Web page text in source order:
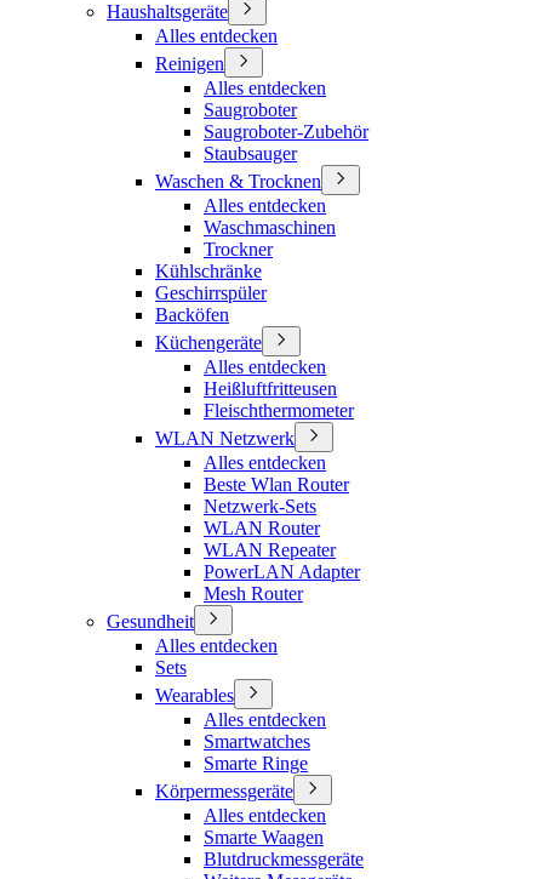
Haushaltsgeräte
Alles entdecken
Reinigen
Alles entdecken
Saugroboter
Saugroboter-Zubehör
Staubsauger
Waschen & Trocknen
Alles entdecken
Waschmaschinen
Trockner
Kühlschränke
Geschirrspüler
Backöfen
Küchengeräte
Alles entdecken
Heißluftfritteusen
Fleischthermometer
WLAN Netzwerk
Alles entdecken
Beste Wlan Router
Netzwerk-Sets
WLAN Router
WLAN Repeater
PowerLAN Adapter
Mesh Router
Gesundheit
Alles entdecken
Sets
Wearables
Alles entdecken
Smartwatches
Smarte Ringe
Körpermessgeräte
Alles entdecken
Smarte Waagen
Blutdruckmessgeräte